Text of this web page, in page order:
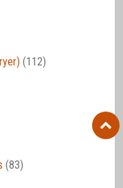
(112)
(83)